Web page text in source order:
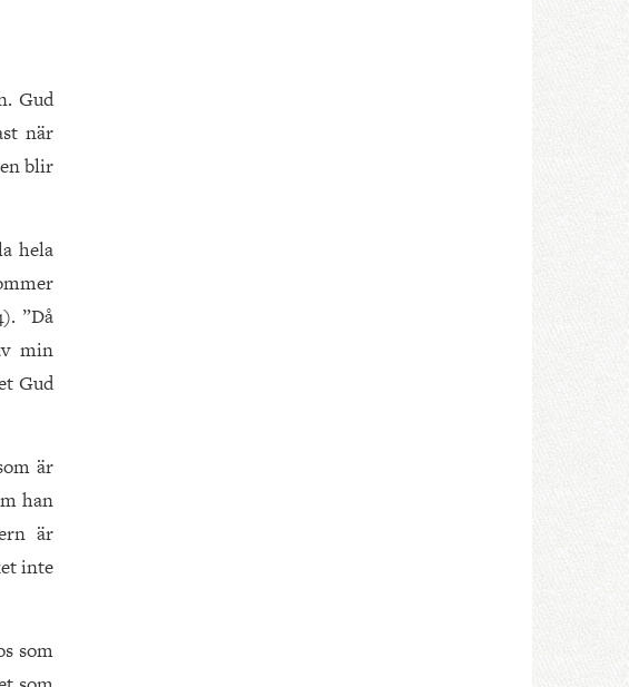
Gud
när
blir
hela
”Då
min
Gud
är
han
är
inte
som